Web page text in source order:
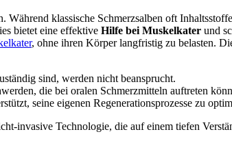
klassische Schmerzsalben oft
bietet eine effektive Hilfe bei Muskelkater und
, ohne ihren Körper langfristig zu belasten.
sind, werden nicht beansprucht.
die bei oralen Schmerzmitteln auftreten
seine eigenen Regenerationsprozesse zu
invasive Technologie, die auf einem tiefen